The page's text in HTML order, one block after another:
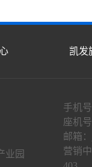
凯发
业园
手机
座机
邮箱：
营销